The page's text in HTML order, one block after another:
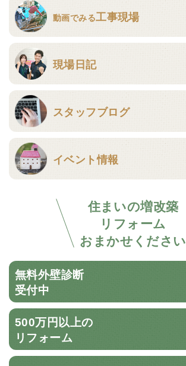
動画でみる工事現場
現場日記
スタッフブログ
イベント情報
住まいの増改築
リフォーム
おまかせください
無料外壁診断
受付中
500万円以上の
リフォーム